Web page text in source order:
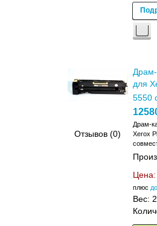
Отзывов (0)
Драм-
для
5550
Драм-
Xerox
Цена:
плюс
Вес: